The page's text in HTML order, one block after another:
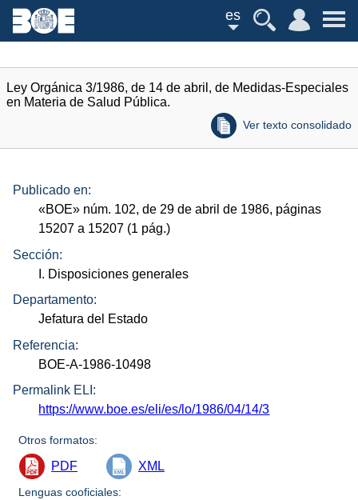
es
Ley Orgánica 3/1986, de 14 de abril, de Medidas-Especiales
en Materia de Salud Pública.
Ver texto consolidado
Publicado en:
«BOE» núm. 102, de 29 de abril de 1986, páginas
15207 a 15207 (1 pág.)
Sección:
I. Disposiciones generales
Departamento:
Jefatura del Estado
Referencia:
BOE-A-1986-10498
Permalink ELI:
https://www.boe.es/eli/es/lo/1986/04/14/3
Otros formatos:
PDF XML
Lenguas cooficiales: